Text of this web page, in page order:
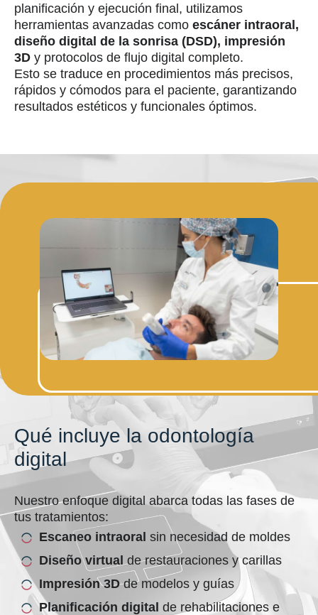
planificación y ejecución final, utilizamos
herramientas avanzadas como escáner intraoral,
diseño digital de la sonrisa (DSD), impresión
3D y protocolos de flujo digital completo.
Esto se traduce en procedimientos más precisos,
rápidos y cómodos para el paciente, garantizando
resultados estéticos y funcionales óptimos.
Qué incluye la odontología
digital
Nuestro enfoque digital abarca todas las fases de
tus tratamientos:
Escaneo intraoral sin necesidad de moldes
Diseño virtual de restauraciones y carillas
Impresión 3Dde modelos y guías
Planificación digital de rehabilitaciones e